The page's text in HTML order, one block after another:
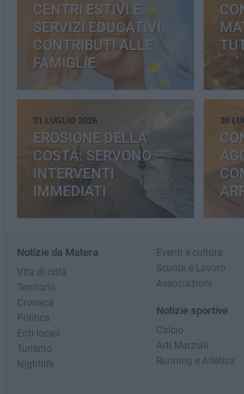
CENTRI ESTIVI E
SERVIZI EDUCATIVI:
CONTRIBUTI ALLE
FAMIGLIE
31 LUGLIO 2026
EROSIONE DELLA
COSTA: SERVONO
INTERVENTI
IMMEDIATI
30
Notizie da Matera
Vita di città
Territorio
Cronaca
Politica
Enti locali
Turismo
Nightlife
Eventi e cultura
Scuola e Lavoro
Associazioni
Notizie sportive
Calcio
Arti Marziali
Running e Atletica